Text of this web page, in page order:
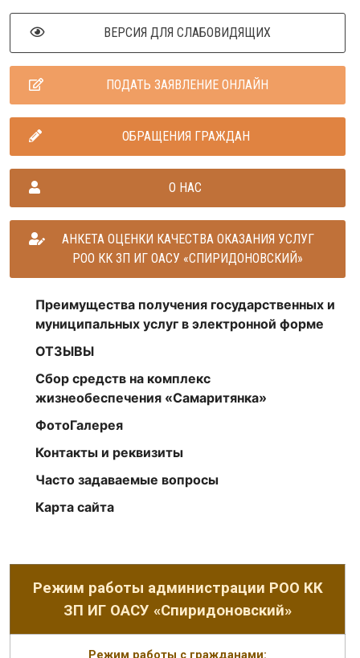
ВЕРСИЯ ДЛЯ СЛАБОВИДЯЩИХ
ПОДАТЬ ЗАЯВЛЕНИЕ ОНЛАЙН
ОБРАЩЕНИЯ ГРАЖДАН
О НАС
АНКЕТА ОЦЕНКИ КАЧЕСТВА ОКАЗАНИЯ УСЛУГ
РОО КК ЗП ИГ ОАСУ «СПИРИДОНОВСКИЙ»
Преимущества получения государственных и
муниципальных услуг в электронной форме
ОТЗЫВЫ
Сбор средств на комплекс
жизнеобеспечения «Самаритянка»
ФотоГалерея
Контакты и реквизиты
Часто задаваемые вопросы
Карта сайта
Режим работы администрации РОО КК
ЗП ИГ ОАСУ «Спиридоновский»
Режим работы с гражданами: